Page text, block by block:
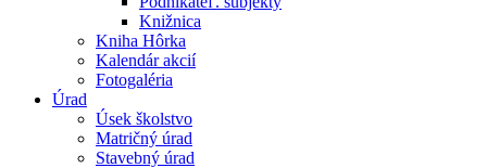
Knižnica
Kniha Hôrka
Kalendár akcií
Fotogaléria
Úrad
Úsek školstvo
Matričný úrad
Stavebný úrad